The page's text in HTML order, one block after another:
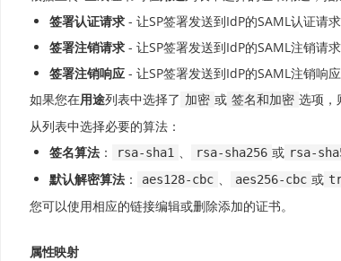
签署认证请求 - 让SP签署发送到IdP的SAML认证请求
签署注销请求 - 让SP签署发送到IdP的SAML注销请求
签署注销响应 - 让SP签署发送到IdP的SAML注销响应
如果您在用途列表中选择了 加密 或 签名和加密 选项，
从列表中选择必要的算法：
签名算法 ： rsa-sha1 、 rsa-sha256 或 rsa-
默认解密算法 ： aes128-cbc 、 aes256-cbc 或
您可以使用相应的链接编辑或删除添加的证书。
属性映射